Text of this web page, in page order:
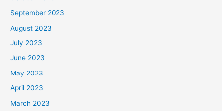
September 2023
August 2023
July 2023
June 2023
May 2023
April 2023
March 2023